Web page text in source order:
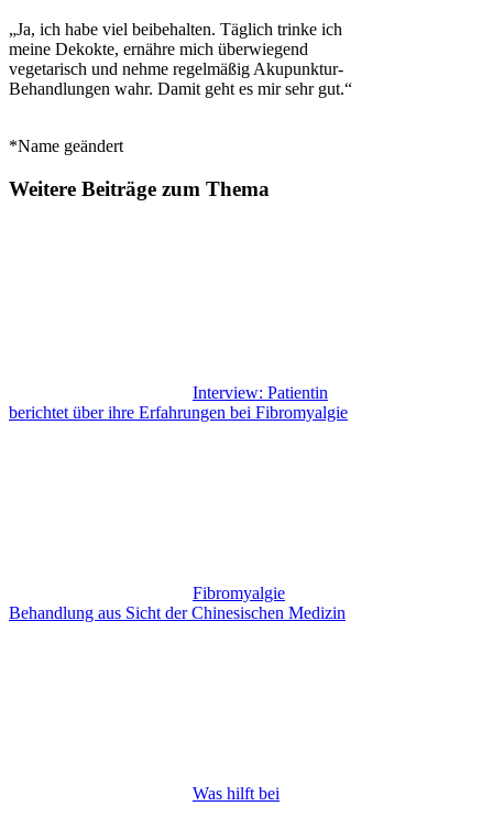
„Ja, ich habe viel beibehalten. Täglich trinke ich
meine Dekokte, ernähre mich überwiegend
vegetarisch und nehme regelmäßig Akupunktur-
Behandlungen wahr. Damit geht es mir sehr gut.“
*Name geändert
Weitere Beiträge zum Thema
Interview: Patientin
berichtet über ihre Erfahrungen bei Fibromyalgie
Fibromyalgie
Behandlung aus Sicht der Chinesischen Medizin
Was hilft bei